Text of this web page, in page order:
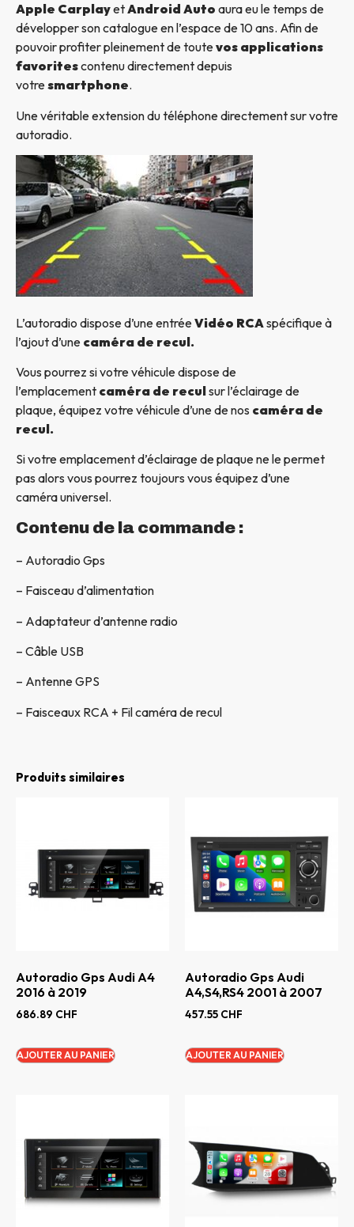
Apple CarplayetAndroid Auto aura eu le temps de
développer son catalogue en l’espace de 10 ans. Afin de
pouvoir profiter pleinement de toutevos applications
favoritescontenu directement depuis
votresmartphone.
Une véritable extension du téléphone directement sur votre
autoradio.
L’autoradio dispose d’une entréeVidéo RCAspécifique à
l’ajout d’une caméra de recul.
Vous pourrez si votre véhicule dispose de
l’emplacement caméra de reculsur l’éclairage de
plaque, équipez votre véhicule d’une de nos caméra de
recul.
Si votre emplacement d’éclairage de plaque ne le permet
pas alors vous pourrez toujours vous équipez d’une
caméra universel.
Contenu de la commande :
– Autoradio Gps
– Faisceau d’alimentation
– Adaptateur d’antenne radio
– Câble USB
– Antenne GPS
– Faisceaux RCA + Fil caméra de recul
Produits similaires
Autoradio Gps Audi A4
2016 à 2019
686.89 CHF
AJOUTER AU PANIER
Autoradio Gps Audi
A4,S4,RS4 2001 à 2007
457.55 CHF
AJOUTER AU PANIER